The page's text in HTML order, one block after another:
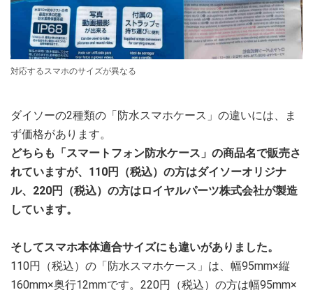
対応するスマホのサイズが異なる
ダイソーの2種類の「防水スマホケース」の違いには、ま
ず価格があります。
どちらも「スマートフォン防水ケース」の商品名で販売さ
れていますが、110円（税込）の方はダイソーオリジナ
ル、220円（税込）の方はロイヤルパーツ株式会社が製造
しています。
そしてスマホ本体適合サイズにも違いがありました。
110円（税込）の「防水スマホケース」は、幅95mm×縦
160mm×奥行12mmです。220円（税込）の方は幅95mm×